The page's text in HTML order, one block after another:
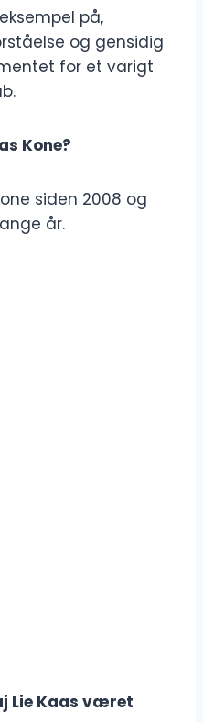
på,
og gensidig
for et varigt
Kone?
siden 2008 og
år.
Lie Kaas været